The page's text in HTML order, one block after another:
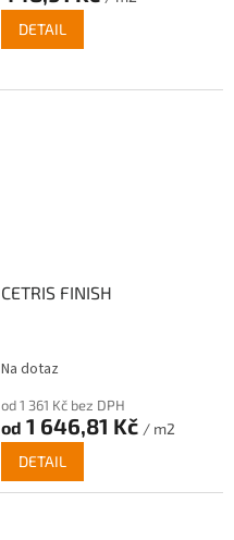
DETAIL
CETRIS FINISH
Na dotaz
od 1 361 Kč bez DPH
od 1 646,81 Kč / m2
DETAIL